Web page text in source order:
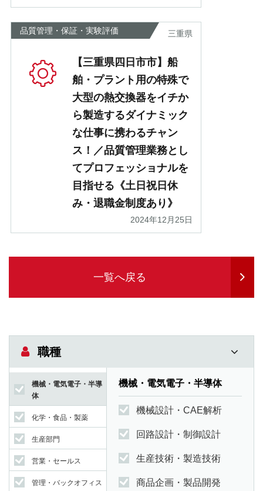
品質管理・保証・実験評価 三重県
【三重県四日市市】船
舶・プラント用の特殊で
大型の熱交換器をイチか
ら製造するダイナミック
な仕事に携わるチャン
ス！／品質管理業務とし
てプロフェッショナルを
目指せる《土日祝日休
み・退職金制度あり》
2024年12月25日
一覧へ戻る
職種
機械・電気電子・半導
体
化学・食品・製薬
生産部門
営業・セールス
管理・バックオフィス
機械・電気電子・半導体
機械設計・CAE解析
回路設計・制御設計
生産技術・製造技術
商品企画・製品開発